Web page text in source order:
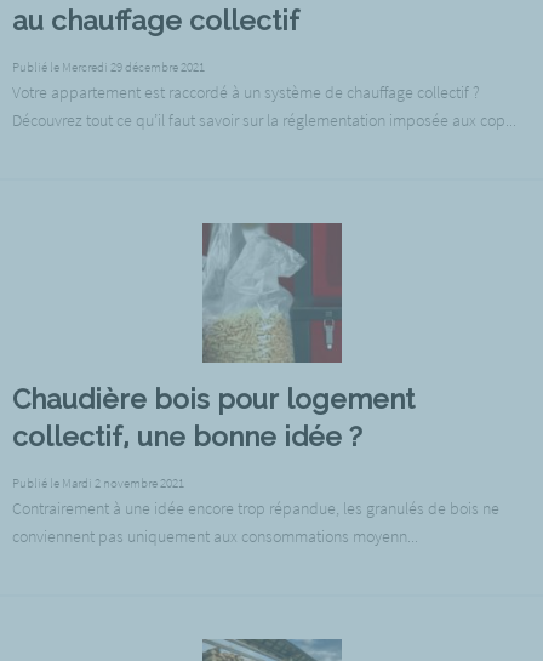
au chauffage collectif
Publié le Mercredi 29 décembre 2021
Votre appartement est raccordé à un système de chauffage collectif ?
Découvrez tout ce qu’il faut savoir sur la réglementation imposée aux cop...
Chaudière bois pour logement
collectif, une bonne idée ?
Publié le Mardi 2 novembre 2021
Contrairement à une idée encore trop répandue, les granulés de bois ne
conviennent pas uniquement aux consommations moyenn...